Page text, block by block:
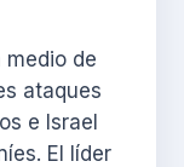
medio de
ataques
e Israel
El líder